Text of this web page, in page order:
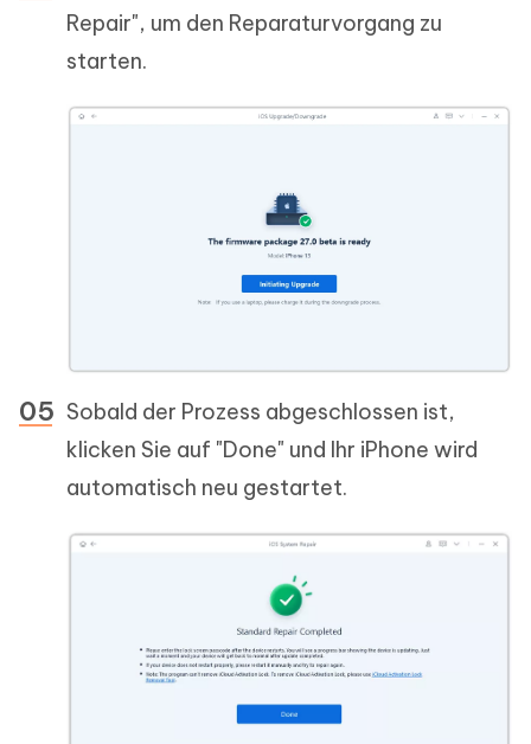
Repair", um den Reparaturvorgang zu
starten.
Sobald der Prozess abgeschlossen ist,
klicken Sie auf "Done" und Ihr iPhone wird
automatisch neu gestartet.